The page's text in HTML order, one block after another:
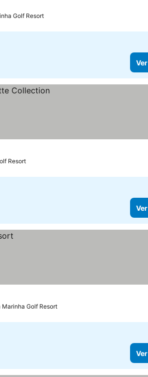
Golf Resort
Resort
Golf Resort